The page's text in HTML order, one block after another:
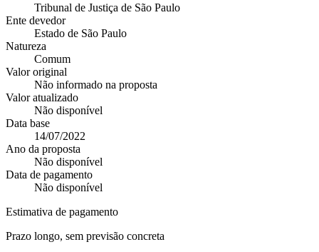
Tribunal de Justiça de São Paulo
Ente devedor
Estado de São Paulo
Natureza
Comum
Valor original
Não informado na proposta
Valor atualizado
Não disponível
Data base
14/07/2022
Ano da proposta
Não disponível
Data de pagamento
Não disponível
Estimativa de pagamento
Prazo longo, sem previsão concreta